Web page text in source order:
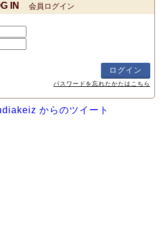
IN 会員ログイン
パスワードを忘れたかたはこちら
からのツイート